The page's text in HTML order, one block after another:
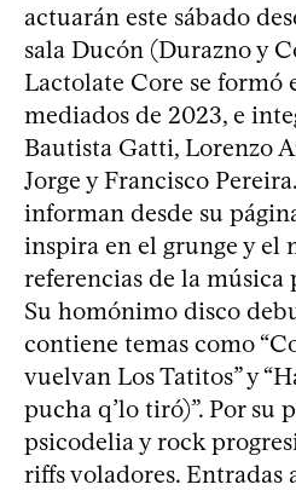
actuarán este sábado
sala Ducón (Durazno y
Lactolate Core se formó
mediados de 2023, e
Bautista Gatti, Lorenzo
Jorge y Francisco
informan desde su
inspira en el grunge y el
referencias de la música
Su homónimo disco
contiene temas como
vuelvan Los Tatitos” y
pucha q’lo tiró)”. Por su
psicodelia y rock
riffs voladores. Entradas